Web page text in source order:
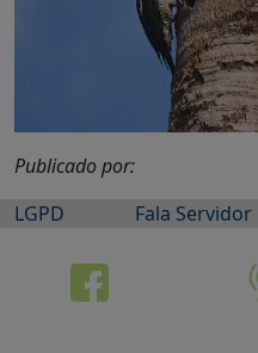
Publicado por:
LGPD
Fala Servidor